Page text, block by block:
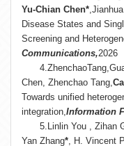
Yu-Chian Chen*
Disease States and
Screening and
Communications,2026
Chen, Zhenchao Tang,
Towards unified
integration,Information
5.Linlin You , Zihan
Yan Zhang*, H. Vincent